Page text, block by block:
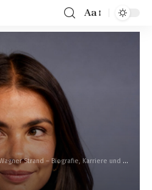
Aa
Strand – Biografie, Karriere und Privatleben der ARD-Moderatorin